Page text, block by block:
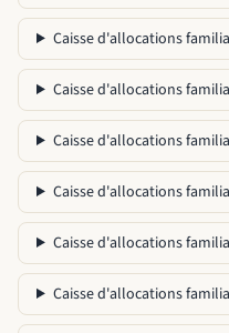
Caisse d'allocations
Caisse d'allocations
Caisse d'allocations
Caisse d'allocations
Caisse d'allocations
Caisse d'allocations